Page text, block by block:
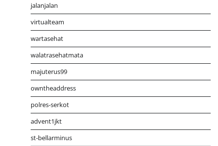
jalanjalan
virtualteam
wartasehat
walatrasehatmata
majuterus99
owntheaddress
polres-serkot
advent1jkt
st-bellarminus